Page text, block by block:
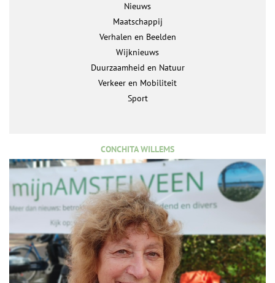
Nieuws
Maatschappij
Verhalen en Beelden
Wijknieuws
Duurzaamheid en Natuur
Verkeer en Mobiliteit
Sport
CONCHITA WILLEMS